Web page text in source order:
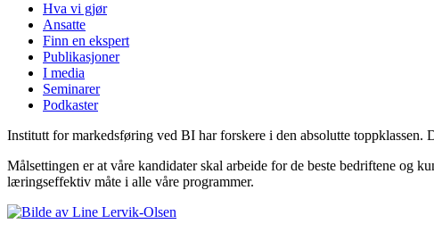
Hva vi gjør
Ansatte
Finn en ekspert
Publikasjoner
I media
Seminarer
Podkaster
Institutt for markedsføring ved BI har forskere i den absolutte
Målsettingen er at våre kandidater skal arbeide for de beste bedriftene og
læringseffektiv måte i alle våre programmer.